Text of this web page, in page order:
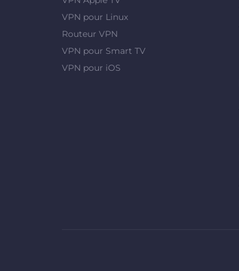
VPN pour Linux
Routeur VPN
VPN pour Smart TV
VPN pour iOS